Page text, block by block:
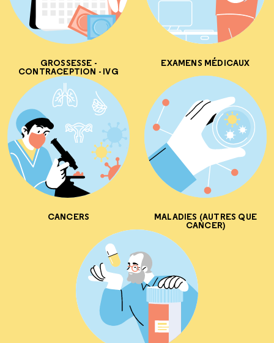
GROSSESSE -
CONTRACEPTION - IVG
EXAMENS MÉDICAUX
CANCERS MALADIES (AUTRES QUE
CANCER)